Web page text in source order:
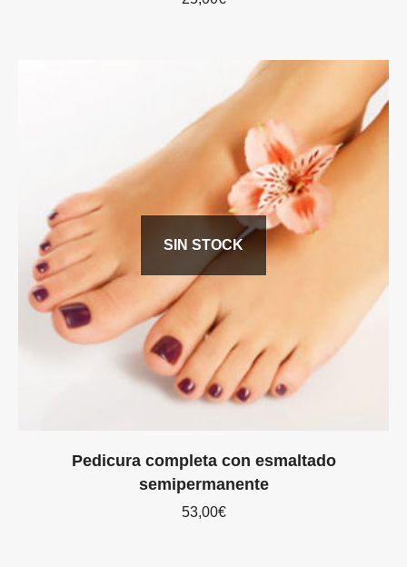
SIN STOCK
Pedicura completa con esmaltado
semipermanente
53,00€